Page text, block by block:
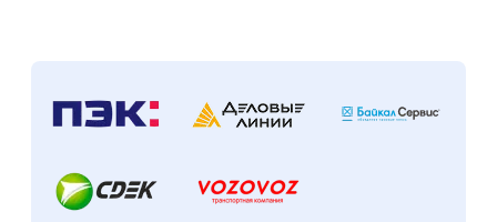
Мебель из ротанга в
наличии
Перейдите, чтобы узнать